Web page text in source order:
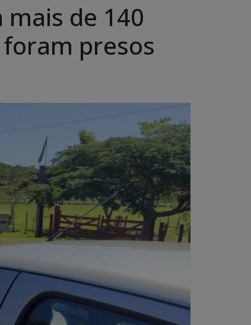
mais de 140
presos